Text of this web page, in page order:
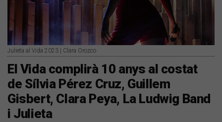
Julieta al Vida 2023 | Clara Orozco
El Vida complirà 10 anys al costat
de Sílvia Pérez Cruz, Guillem
Gisbert, Clara Peya, La Ludwig Band
i Julieta